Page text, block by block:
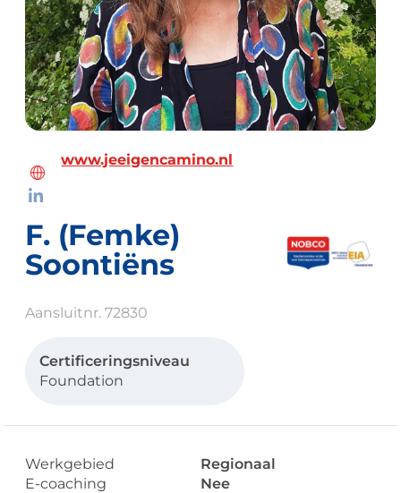
www.jeeigencamino.nl
F. (Femke)
Soontiëns
Aansluitnr. 72830
Certificeringsniveau
Foundation
Werkgebied
Regionaal
E-coaching
Nee